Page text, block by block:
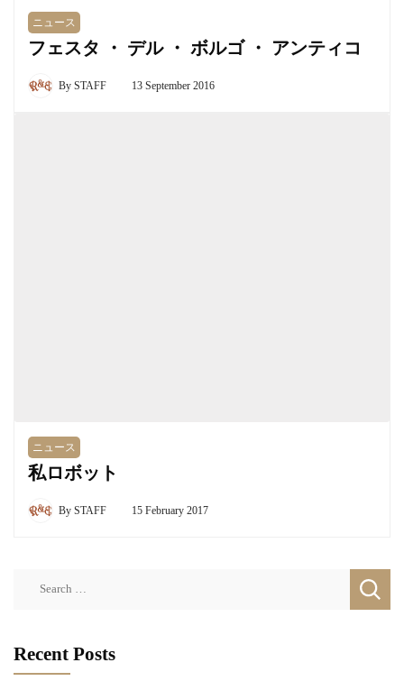
ニュース
フェスタ ・ デル ・ ボルゴ ・ アンティコ
By STAFF 13 September 2016
ニュース
私ロボット
By STAFF 15 February 2017
Recent Posts